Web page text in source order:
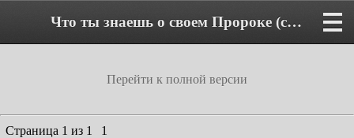
Что ты знаешь о своем Пророке (с.а.с.)? - Форум
Перейти к полной версии
Страница 1 из 1
1